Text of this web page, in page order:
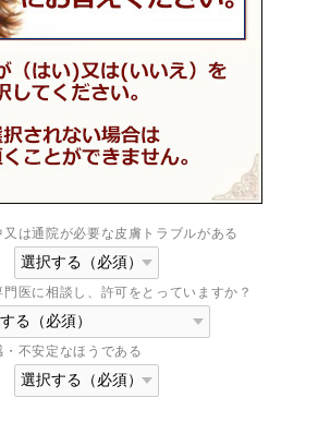
は通院が必要な皮膚トラブルがある
医に相談し、許可をとっていますか？
不安定なほうである